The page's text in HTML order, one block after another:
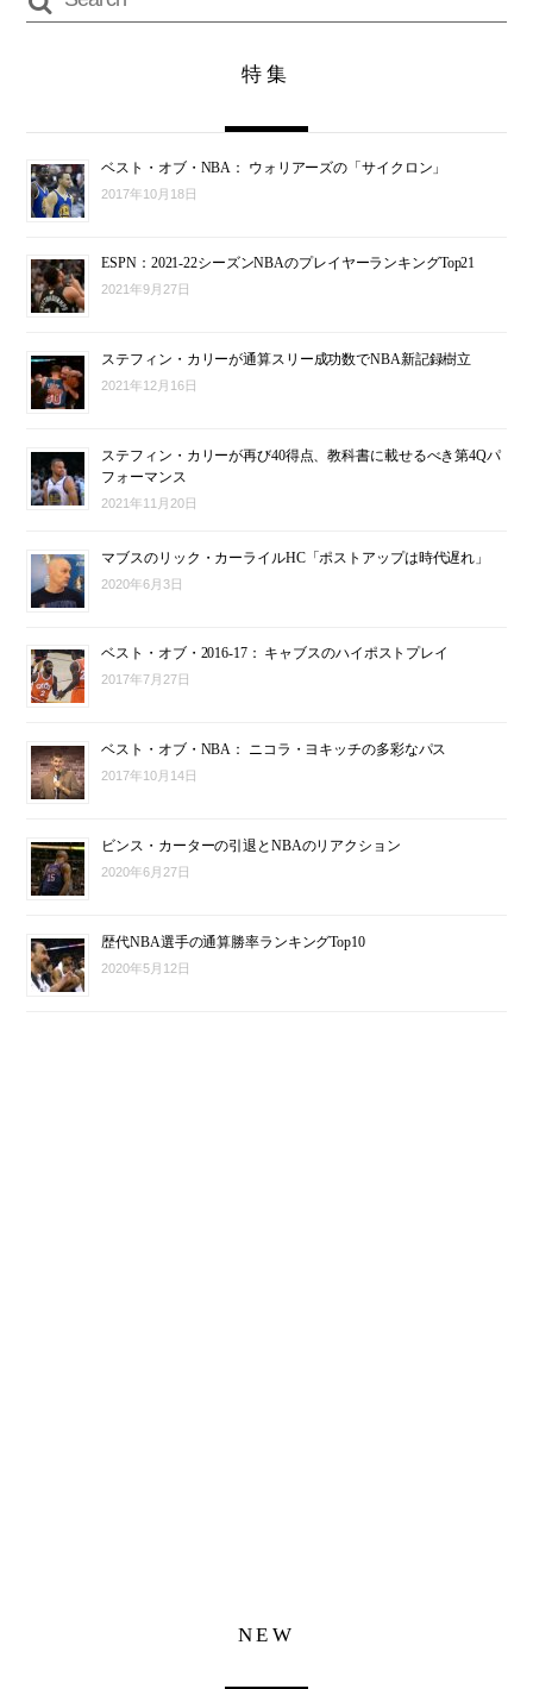
特集
ベスト・オブ・NBA： ウォリアーズの「サイクロン」
2017年10月18日
ESPN：2021-22シーズンNBAのプレイヤーランキングTop21
2021年9月27日
ステフィン・カリーが通算スリー成功数でNBA新記録樹立
2021年12月16日
ステフィン・カリーが再び40得点、教科書に載せるべき第4Qパ
フォーマンス
2021年11月20日
マブスのリック・カーライルHC「ポストアップは時代遅れ」
2020年6月3日
ベスト・オブ・2016-17： キャブスのハイポストプレイ
2017年7月27日
ベスト・オブ・NBA： ニコラ・ヨキッチの多彩なパス
2017年10月14日
ビンス・カーターの引退とNBAのリアクション
2020年6月27日
歴代NBA選手の通算勝率ランキングTop10
2020年5月12日
NEW